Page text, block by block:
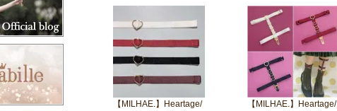
【MILHAE.】Heartage/
【MILHAE.】Heartage/